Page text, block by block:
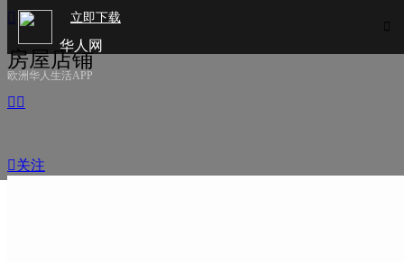

立即下载
华人网
欧洲华人生活APP
房屋店铺
 
 关注